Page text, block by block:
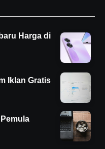
Harga di
Iklan Gratis